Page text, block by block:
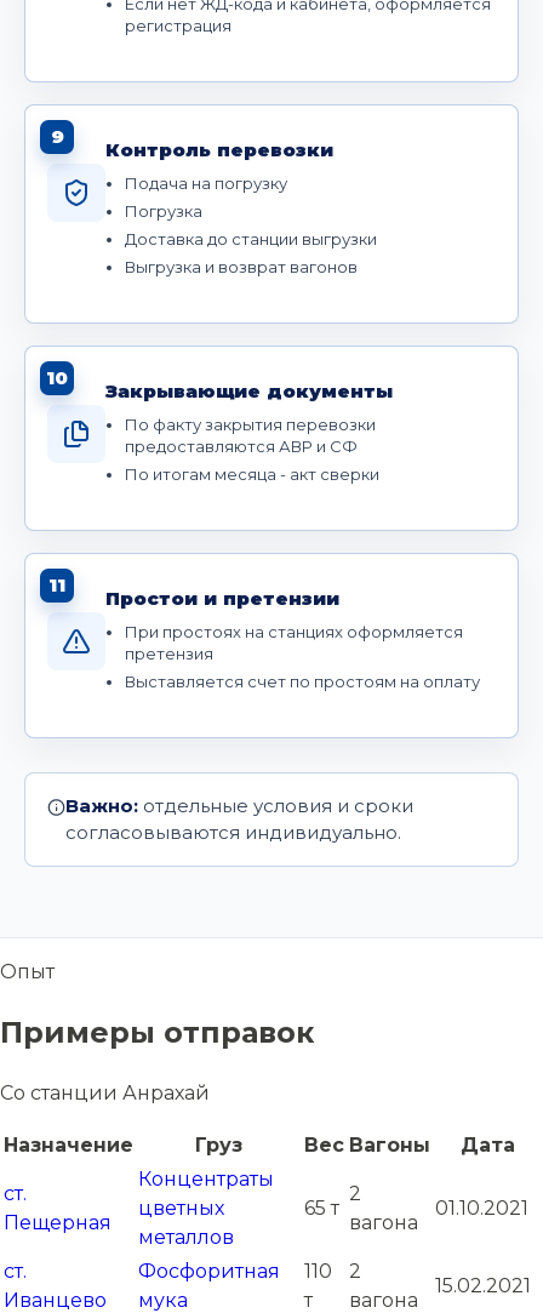
регистрация
9
Контроль перевозки
Подача на погрузку
Погрузка
Доставка до станции выгрузки
Выгрузка и возврат вагонов
10
Закрывающие документы
По факту закрытия перевозки
предоставляются АВР и СФ
По итогам месяца - акт сверки
11
Простои и претензии
При простоях на станциях оформляется
претензия
Выставляется счет по простоям на оплату
Важно: отдельные условия и сроки
согласовываются индивидуально.
Опыт
Примеры отправок
Со станции Анрахай
Назначение Груз Вес Вагоны Дата
ст.
Пещерная
Концентраты
цветных
металлов
65 т
2
вагона
01.10.2021
ст.
Иванцево
Фосфоритная
мука
110
т
2
вагона
15.02.2021